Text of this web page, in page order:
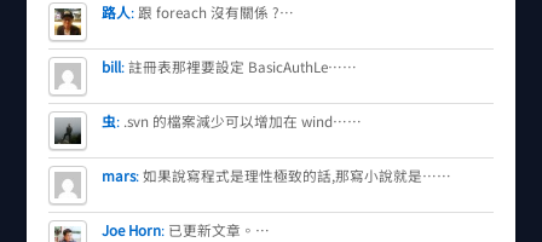
路人: 跟 foreach 沒有關係 ?…
bill:註冊表那裡要設定 BasicAuthLe……
虫: .svn 的檔案減少可以增加在 wind……
mars:如果說寫程式是理性極致的話,那寫小說就是……
Joe Horn: 已更新文章。…